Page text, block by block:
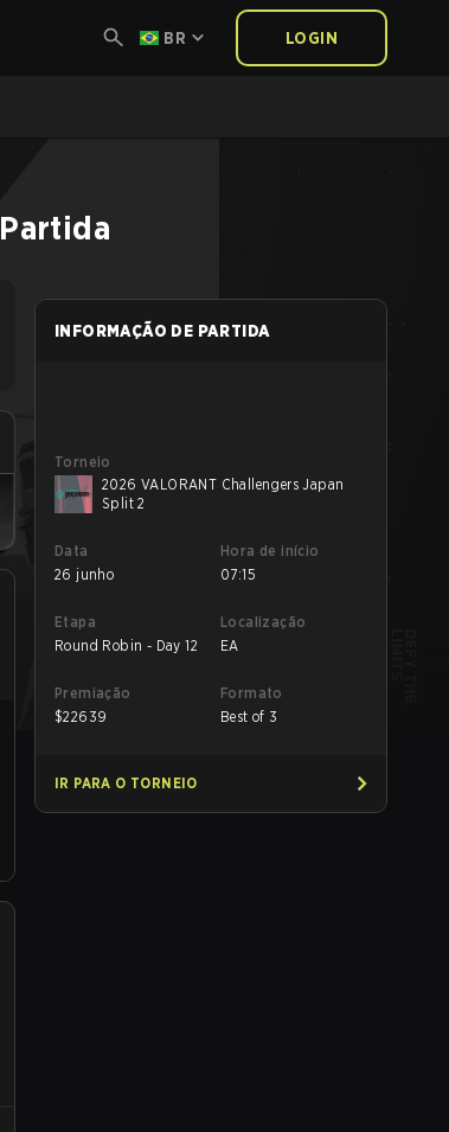
BR LOGIN
Partida
INFORMAÇÃO DE PARTIDA
Torneio
2026 VALORANT Challengers Japan
Split 2
Data
26 junho
Hora de início
07:15
Etapa
Round Robin - Day 12
Localização
EA
Premiação
$22639
Formato
Best of 3
IR PARA O TORNEIO